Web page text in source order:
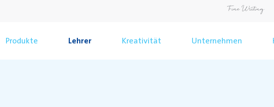
Produkte Lehrer Kreativität Unternehmen